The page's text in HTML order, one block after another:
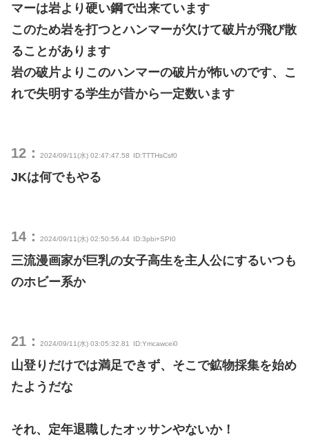
マーは岩より硬い鋼で出来ています
このため岩を打つとハンマーが欠けて破片が飛び散
ることがあります
岩の破片よりこのハンマーの破片が怖いのです、こ
れで失明する学生が昔から一定数います
12： 2024/09/11(水) 02:47:47.58 ID:TTTHsCsf0
JKは何でもやる
14： 2024/09/11(水) 02:50:56.44 ID:3pbi+SPI0
三流漫画家が巨乳の女子高生を主人公にするいつも
のホビー系か
21： 2024/09/11(水) 03:05:32.81 ID:Ymcawcei0
山登りだけでは満足できず、そこで鉱物採集を始め
たようだな
それ、定年退職したオッサンやないか！